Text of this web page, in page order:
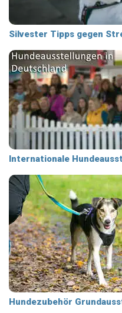
Silvester Tipps gegen
Internationale
Hundezubehör